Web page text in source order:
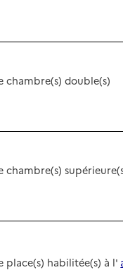
chambre(s) double(s)
chambre(s)
place(s) habilitée(s) à l'